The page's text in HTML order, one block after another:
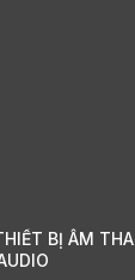
GIỚI
Âm